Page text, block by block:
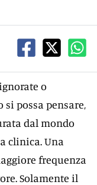
o
possa pensare,
dal mondo
clinica. Una
frequenza
Solamente il